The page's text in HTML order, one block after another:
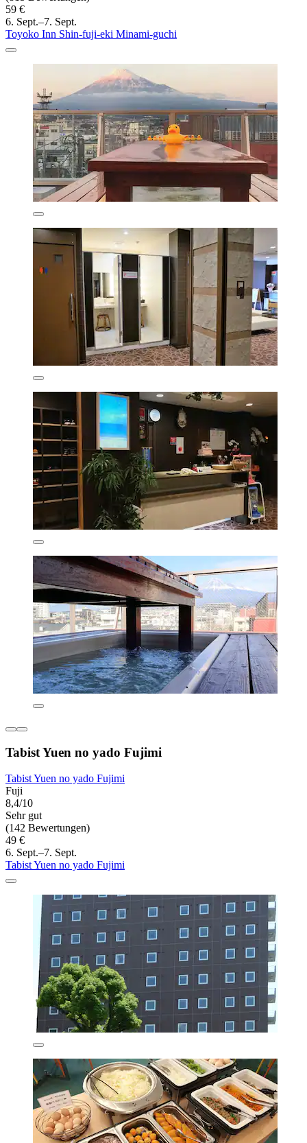
59 €
6. Sept.–7. Sept.
Toyoko Inn Shin-fuji-eki Minami-guchi
Tabist Yuen no yado Fujimi
Tabist Yuen no yado Fujimi
Fuji
8,4/10
Sehr gut
(142 Bewertungen)
49 €
6. Sept.–7. Sept.
Tabist Yuen no yado Fujimi